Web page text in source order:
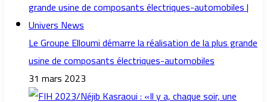
Le Groupe Elloumi démarre la réalisation de la plus grande
usine de composants électriques-automobiles
31 mars 2023